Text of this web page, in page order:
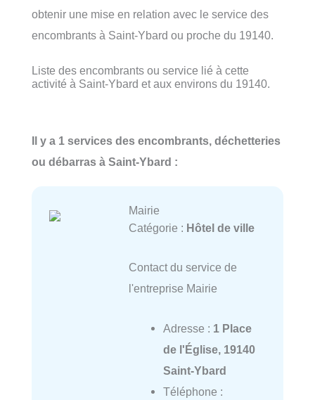
obtenir une mise en relation avec le service des
encombrants à Saint-Ybard ou proche du 19140.
Liste des encombrants ou service lié à cette
activité à Saint-Ybard et aux environs du 19140.
Il y a 1 services des encombrants, déchetteries
ou débarras à Saint-Ybard :
Mairie
Catégorie : Hôtel de ville
Contact du service de
l'entreprise Mairie
Adresse : 1 Place
de l'Église, 19140
Saint-Ybard
Téléphone :